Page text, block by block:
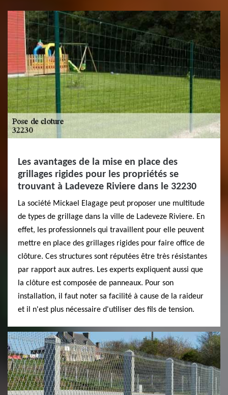
Les avantages de la mise en place des
grillages rigides pour les propriétés se
trouvant à Ladeveze Riviere dans le 32230
La société Mickael Elagage peut proposer une multitude
de types de grillage dans la ville de Ladeveze Riviere. En
effet, les professionnels qui travaillent pour elle peuvent
mettre en place des grillages rigides pour faire office de
clôture. Ces structures sont réputées être très résistantes
par rapport aux autres. Les experts expliquent aussi que
la clôture est composée de panneaux. Pour son
installation, il faut noter sa facilité à cause de la raideur
et il n'est plus nécessaire d'utiliser des fils de tension.